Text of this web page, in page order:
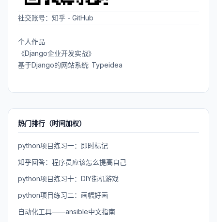
社交账号： 知乎 - GitHub
个人作品
《Django企业开发实战》
基于Django的网站系统: Typeidea
热门排行（时间加权）
python项目练习一：即时标记
知乎回答：程序员应该怎么提高自己
python项目练习十：DIY街机游戏
python项目练习二：画幅好画
自动化工具——ansible中文指南